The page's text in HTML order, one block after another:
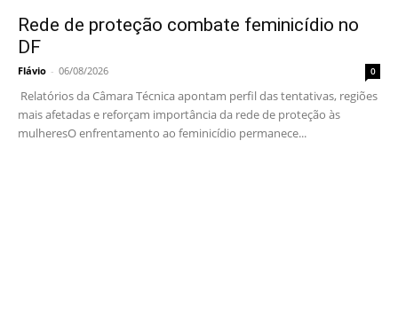
Rede de proteção combate feminicídio no
DF
Flávio - 06/08/2026 0
Relatórios da Câmara Técnica apontam perfil das tentativas, regiões
mais afetadas e reforçam importância da rede de proteção às
mulheresO enfrentamento ao feminicídio permanece...